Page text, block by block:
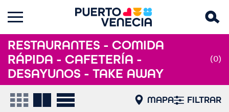
RESTAURANTES - COMIDA
RÁPIDA - CAFETERÍA -
DESAYUNOS - TAKE AWAY
(0)
MAPA FILTRAR